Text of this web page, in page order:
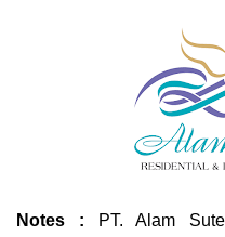
Notes :
PT. Alam